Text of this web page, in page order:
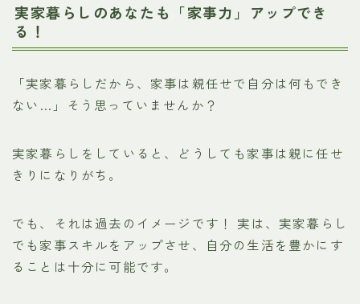
実家暮らしのあなたも「家事力」アップでき
る！
「実家暮らしだから、家事は親任せで自分は何もでき
ない…」そう思っていませんか？
実家暮らしをしていると、どうしても家事は親に任せ
きりになりがち。
でも、それは過去のイメージです！ 実は、実家暮らし
でも家事スキルをアップさせ、自分の生活を豊かにす
ることは十分に可能です。